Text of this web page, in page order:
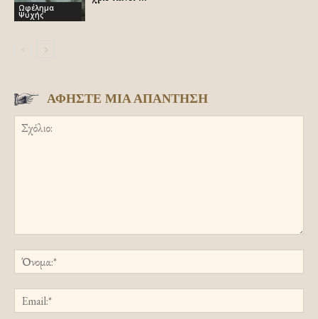
Ωφέλημα
Ψυχής
ΑΦΗΣΤΕ ΜΙΑ ΑΠΑΝΤΗΣΗ